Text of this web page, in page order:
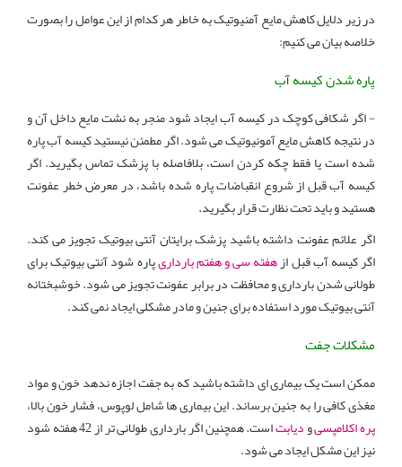
در زیر دلایل کاهش مایع آمنیوتیک به خاطر هر کدام از این عوامل را بصورت
خلاصه بیان می کنیم:
پاره شدن کیسه آب
- اگر شکافی کوچک در کیسه آب ایجاد شود منجر به نشت مایع داخل آن و
در نتیجه کاهش مایع آمونیوتیک می شود. اگر مطمئن نیستید کیسه آب پاره
شده است یا فقط چکه کردن است، بلافاصله با پزشک تماس بگیرید. اگر
کیسه آب قبل از شروع انقباضات پاره شده باشد، در معرض خطر عفونت
هستید و باید تحت نظارت قرار بگیرید.
اگر علائم عفونت داشته باشید پزشک برایتان آنتی بیوتیک تجویز می کند.
اگر کیسه آب قبل ازهفته سی و هفتم بارداریپاره شود آنتی بیوتیک برای
طولانی شدن بارداری و محافظت در برابر عفونت تجویز می شود. خوشبختانه
آنتی بیوتیک مورد استفاده برای جنین و مادر مشکلی ایجاد نمی کند.
مشکلات جفت
ممکن است یک بیماری ای داشته باشید که به جفت اجازه ندهد خون و مواد
مغذی کافی را به جنین برساند. این بیماری ها شامل لوپوس، فشار خون بالا،
پره اکلامپسیودیابت
است. همچنین اگر بارداری طولانی تر از 42 هفته شود
نیز این مشکل ایجاد می شود.